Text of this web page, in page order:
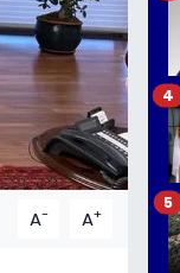
A- A+
4
5